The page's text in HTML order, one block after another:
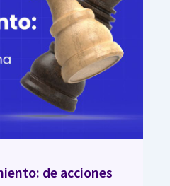
de acciones